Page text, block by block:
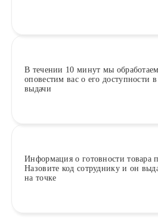
В течении 10 минут мы
оповестим вас о его доступности
выдачи
Информация о готовности товара
Назовите код сотруднику и он
на точке